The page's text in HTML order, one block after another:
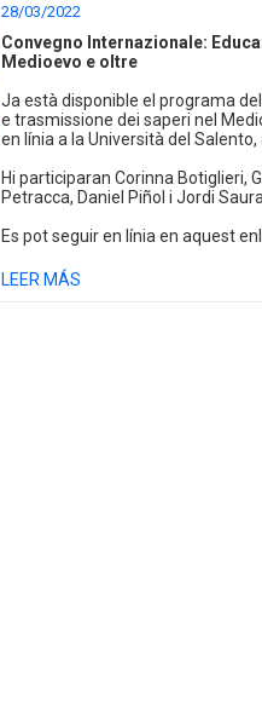
28/03/2022
Convegno Internazionale:
Medioevo e oltre
Ja està disponible el programa
e trasmissione dei saperi nel
en línia a la Università del
Hi participaran Corinna Botiglieri,
Petracca, Daniel Piñol i Jordi
Es pot seguir en línia en aquest
LEER MÁS